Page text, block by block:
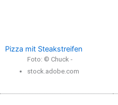
Pizza mit Steakstreifen
Foto: © Chuck -
stock.adobe.com